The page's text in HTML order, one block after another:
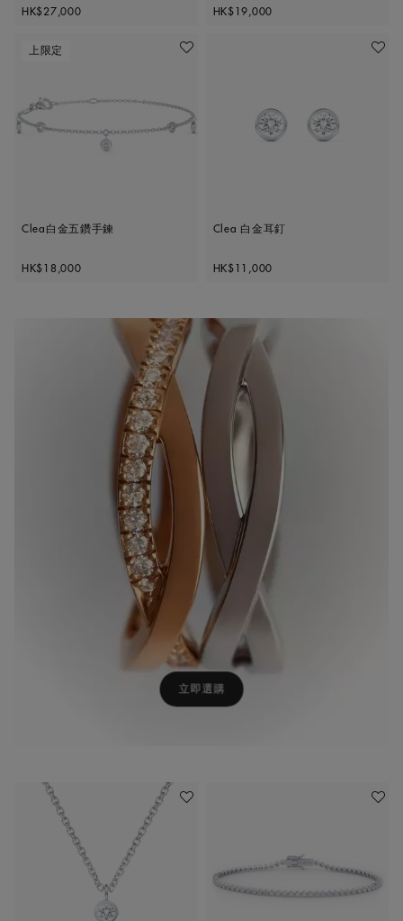
Original price
HK$27,000 Original price
HK$19,000
上限定 加入喜愛清單
Clea白金五鑽手鍊
Original price
HK$18,000
加入喜
Clea 白金耳釘
Original price
HK$11,000
加入喜愛清單 加入喜
立即選購